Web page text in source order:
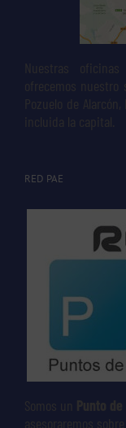
Nuestras
ofrecemos nuestro
Pozuelo de
incluida la capital.
RED PAE
Somos un Punto
asesoraremos